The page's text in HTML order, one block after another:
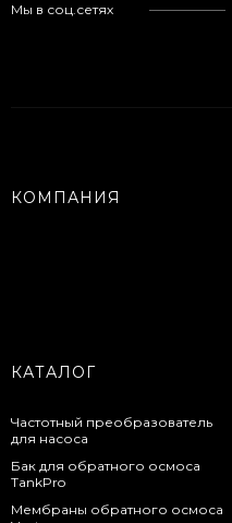
Мы в соц.сетях
КОМПАНИЯ
КАТАЛОГ
Частотный преобразователь
для насоса
Бак для обратного осмоса
TankPro
Мембраны обратного осмоса